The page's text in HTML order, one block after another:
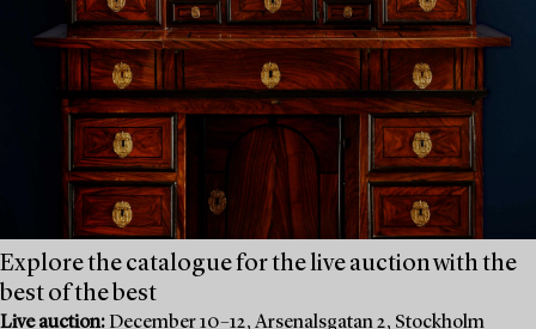
Explore the catalogue for the live auction with the
best of the best
Live auction: December 10–12, Arsenalsgatan 2, Stockholm